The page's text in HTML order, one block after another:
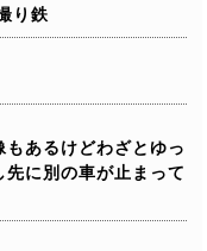
り鉄
あるけどわざとゆっ
先に別の車が止まって